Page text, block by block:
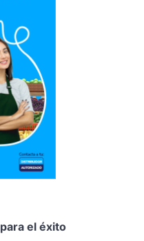
el éxito